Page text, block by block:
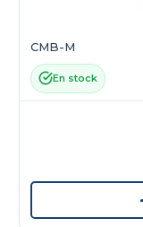
CMB-M
En stock